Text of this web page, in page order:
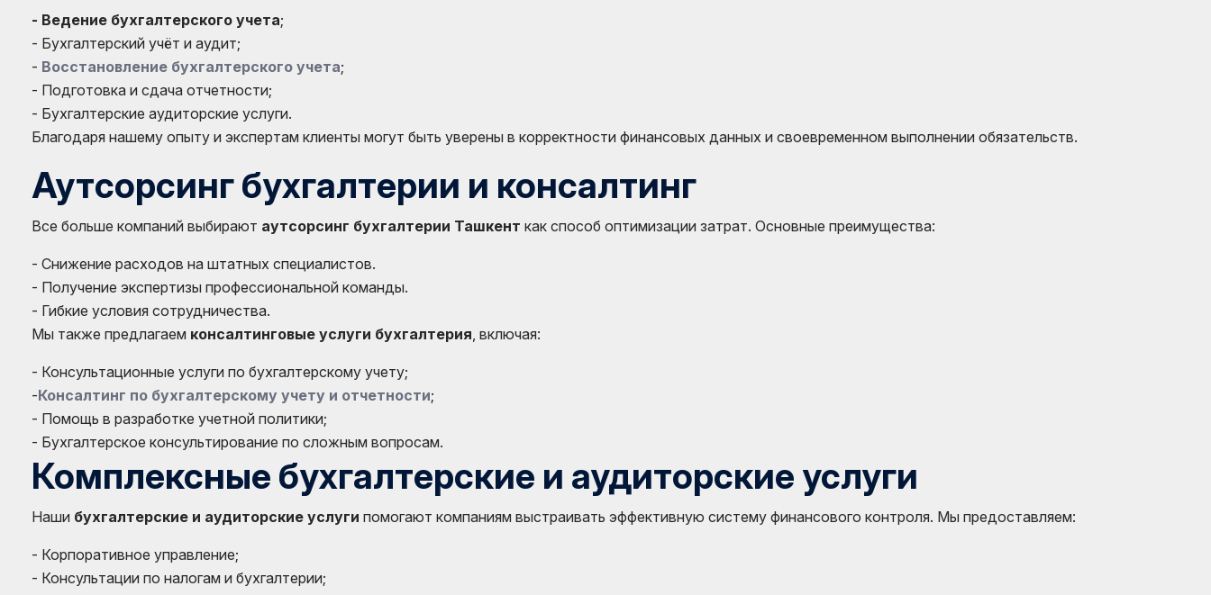
- Ведение бухгалтерского учета;
- Бухгалтерский учёт и аудит;
- Восстановление бухгалтерского учета;
- Подготовка и сдача отчетности;
- Бухгалтерские аудиторские услуги.
Благодаря нашему опыту и экспертам клиенты могут быть уверены в корректности финансовых данных и своевременном выполнении обязательств.
Аутсорсинг бухгалтерии и консалтинг
Все больше компаний выбирают аутсорсинг бухгалтерии Ташкент как способ оптимизации затрат. Основные преимущества:
- Снижение расходов на штатных специалистов.
- Получение экспертизы профессиональной команды.
- Гибкие условия сотрудничества.
Мы также предлагаем консалтинговые услуги бухгалтерия, включая:
- Консультационные услуги по бухгалтерскому учету;
-Консалтинг по бухгалтерскому учету и отчетности;
- Помощь в разработке учетной политики;
- Бухгалтерское консультирование по сложным вопросам.
Комплексные бухгалтерские и аудиторские услуги
Наши бухгалтерские и аудиторские услуги помогают компаниям выстраивать эффективную систему финансового контроля. Мы предоставляем:
- Корпоративное управление;
- Консультации по налогам и бухгалтерии;